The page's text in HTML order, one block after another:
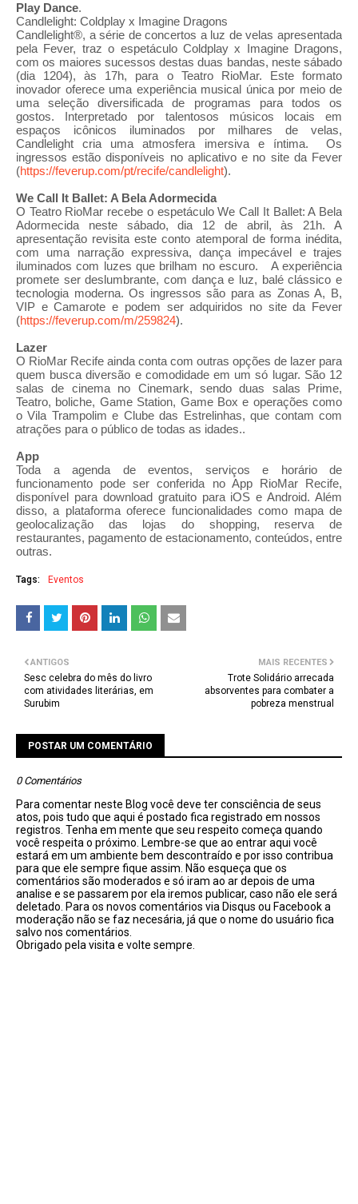
Play Dance.
Candlelight: Coldplay x Imagine Dragons
Candlelight®, a série de concertos a luz de velas apresentada
pela Fever, traz o espetáculo Coldplay x Imagine Dragons,
com os maiores sucessos destas duas bandas, neste sábado
(dia 1204), às 17h, para o Teatro RioMar. Este formato
inovador oferece uma experiência musical única por meio de
uma seleção diversificada de programas para todos os
gostos. Interpretado por talentosos músicos locais em
espaços icônicos iluminados por milhares de velas,
Candlelight cria uma atmosfera imersiva e íntima. Os
ingressos estão disponíveis no aplicativo e no site da Fever
(https://feverup.com/pt/recife/candlelight).
We Call It Ballet: A Bela Adormecida
O Teatro RioMar recebe o espetáculo We Call It Ballet: A Bela
Adormecida neste sábado, dia 12 de abril, às 21h. A
apresentação revisita este conto atemporal de forma inédita,
com uma narração expressiva, dança impecável e trajes
iluminados com luzes que brilham no escuro. A experiência
promete ser deslumbrante, com dança e luz, balé clássico e
tecnologia moderna. Os ingressos são para as Zonas A, B,
VIP e Camarote e podem ser adquiridos no site da Fever
(https://feverup.com/m/259824).
Lazer
O RioMar Recife ainda conta com outras opções de lazer para
quem busca diversão e comodidade em um só lugar. São 12
salas de cinema no Cinemark, sendo duas salas Prime,
Teatro, boliche, Game Station, Game Box e operações como
o Vila Trampolim e Clube das Estrelinhas, que contam com
atrações para o público de todas as idades..
App
Toda a agenda de eventos, serviços e horário de
funcionamento pode ser conferida no App RioMar Recife,
disponível para download gratuito para iOS e Android. Além
disso, a plataforma oferece funcionalidades como mapa de
geolocalização das lojas do shopping, reserva de
restaurantes, pagamento de estacionamento, conteúdos, entre
outras.
Tags: Eventos
MAIS RECENTES
Trote Solidário arrecada
absorventes para combater a
pobreza menstrual
ANTIGOS
Sesc celebra do mês do livro
com atividades literárias, em
Surubim
POSTAR UM COMENTÁRIO
0 Comentários
Para comentar neste Blog você deve ter consciência de seus
atos, pois tudo que aqui é postado fica registrado em nossos
registros. Tenha em mente que seu respeito começa quando
você respeita o próximo. Lembre-se que ao entrar aqui você
estará em um ambiente bem descontraído e por isso contribua
para que ele sempre fique assim. Não esqueça que os
comentários são moderados e só iram ao ar depois de uma
analise e se passarem por ela iremos publicar, caso não ele será
deletado. Para os novos comentários via Disqus ou Facebook a
moderação não se faz necesária, já que o nome do usuário fica
salvo nos comentários.
Obrigado pela visita e volte sempre.